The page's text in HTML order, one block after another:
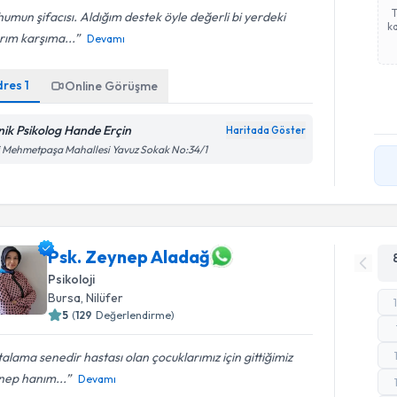
şifacısı. Aldığım destek öyle değerli bi yerdeki
karşıma...
Devamı
1 Online Görüşme
Psikolog Hande Erçin Haritada Göster
Mahallesi Yavuz Sokak No:34/1
Psk. Zeynep Aladağ
Psikoloji
Bursa, Nilüfer
5 (129 Değerlendirme)
senedir hastası olan çocuklarımız için gittiğimiz
hanım...
Devamı